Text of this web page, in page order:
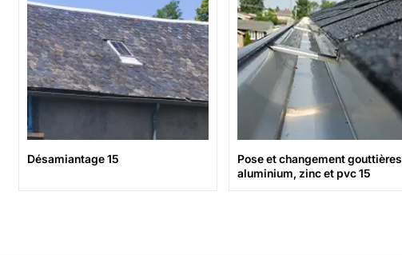
Désamiantage 15
Pose et changement gouttières
aluminium, zinc et pvc 15